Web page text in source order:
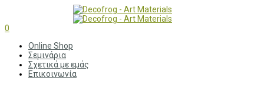
0
Online Shop
Σεμινάρια
Σχετικά με εμάς
Επικοινωνία